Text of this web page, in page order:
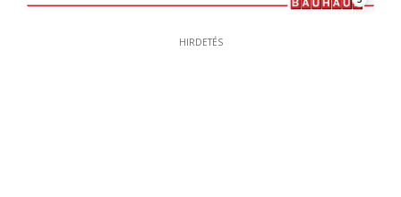
HIRDETÉS